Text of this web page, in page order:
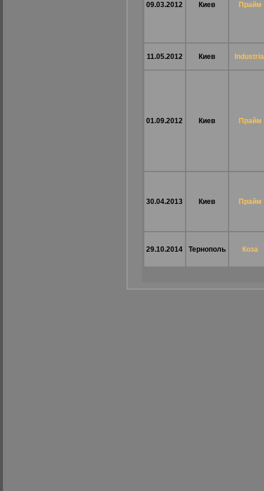
09.03.2012 Киев Прайм
11.05.2012 Киев
01.09.2012 Киев Прайм
30.04.2013 Киев Прайм
29.10.2014 Тернополь Коза